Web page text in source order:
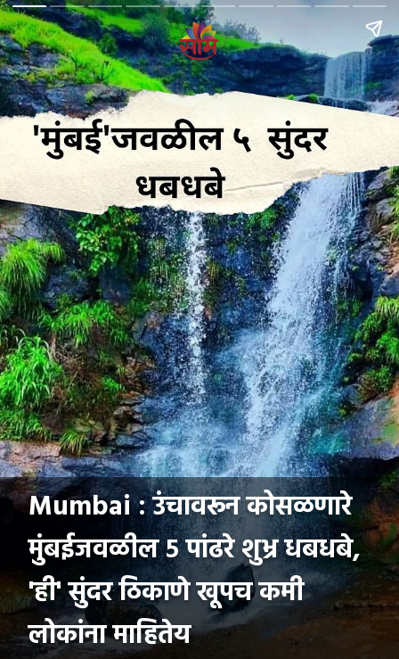
Mumbai : उंचावरून कोसळणारे
मुंबईजवळील ५ पांढरे शुभ्र धबधबे,
'ही' सुंदर ठिकाणे खूपच कमी
लोकांना माहितेय